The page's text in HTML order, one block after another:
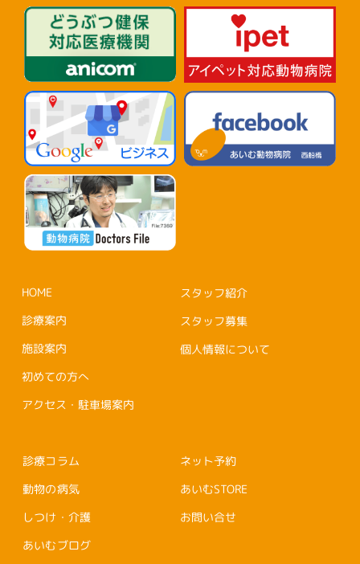
HOME
診療案内
施設案内
初めての方へ
アクセス・駐車場案内
スタッフ紹介
スタッフ募集
個人情報について
診療コラム
動物の病気
しつけ・介護
あいむブログ
ネット予約
あいむSTORE
お問い合せ